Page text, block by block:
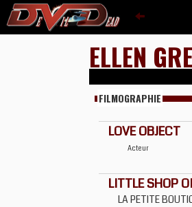
ELLEN
FILMOGRAPHIE
LOVE OBJECT
Acteur
LITTLE SHOP
LA PETITE